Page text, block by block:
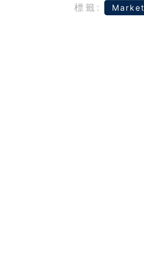
標籤: